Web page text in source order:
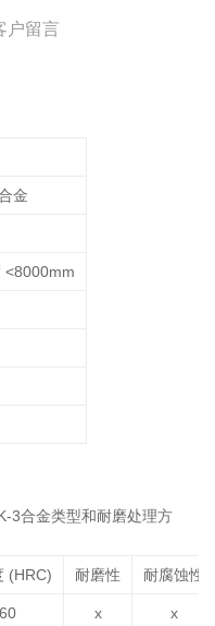
户留言
金
<8000mm
3合金类型和耐磨处理方
(HRC) 耐磨性 耐腐蚀性
x x